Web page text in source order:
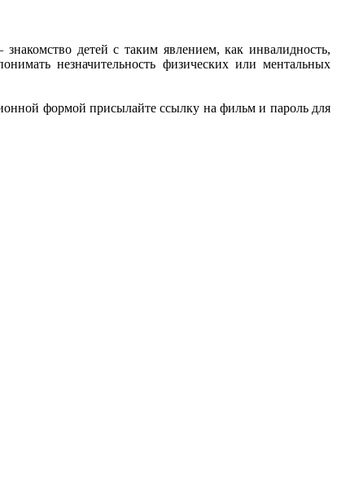
детей с таким явлением, как инвалидность,
незначительность физических или ментальных
формой присылайте ссылку на фильм и пароль для